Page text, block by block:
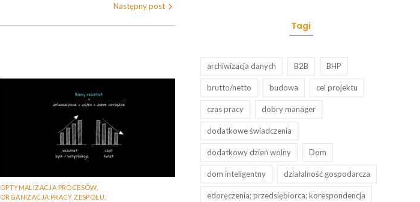
Następny post
OPTYMALIZACJA PROCESÓW,
ORGANIZACJA PRACY ZESPOŁU
Tagi
archiwizacja danych B2B BHP
brutto/netto budowa cel projektu
czas pracy dobry manager
dodatkowe świadczenia
dodatkowy dzień wolny Dom
dom inteligentny działalność gospodarcza
edoręczenia; przedsiębiorca; korespondencja